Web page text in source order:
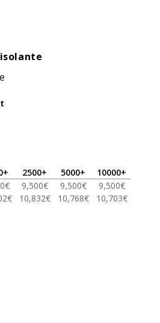
+ 2500+ 5000+ 10000+
€ 9,500€ 9,500€ 9,500€
€ 10,832€ 10,768€ 10,703€